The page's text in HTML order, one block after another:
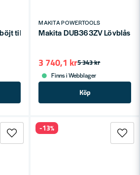
till SH 56, SH 86 & SHE 71
MAKITA POWERTOOLS
Makita DUB363ZV Lövblås
5 343 kr
3 740,1 kr
Finns i Webblager
Köp
-13%